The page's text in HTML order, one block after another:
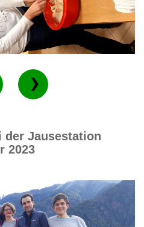
der Jausestation
2023